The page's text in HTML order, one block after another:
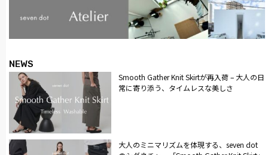
NEWS
Smooth Gather Knit Skirtが再入荷 – 大人の日
常に寄り添う、タイムレスな美しさ
大人のミニマリズムを体現する、seven dot